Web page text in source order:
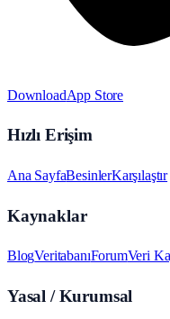
DownloadApp Store
Hızlı Erişim
Ana SayfaBesinlerKarşılaştır
Kaynaklar
BlogVeritabanıForumVeri
Yasal / Kurumsal